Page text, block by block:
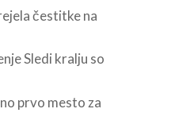
čestitke na
Sledi kralju so
prvo mesto za